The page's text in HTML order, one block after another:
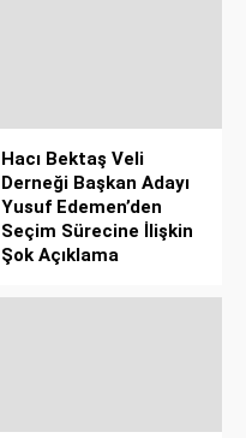
Hacı Bektaş Veli
Derneği Başkan Adayı
Yusuf Edemen’den
Seçim Sürecine İlişkin
Şok Açıklama